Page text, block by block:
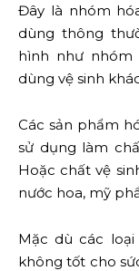
Đây là nhóm
dùng thông
hình như nhóm
dùng vệ sinh
Các sản phẩm
sử dụng làm
Hoặc chất vệ
nước hoa, mỹ
Mặc dù các
không tốt cho